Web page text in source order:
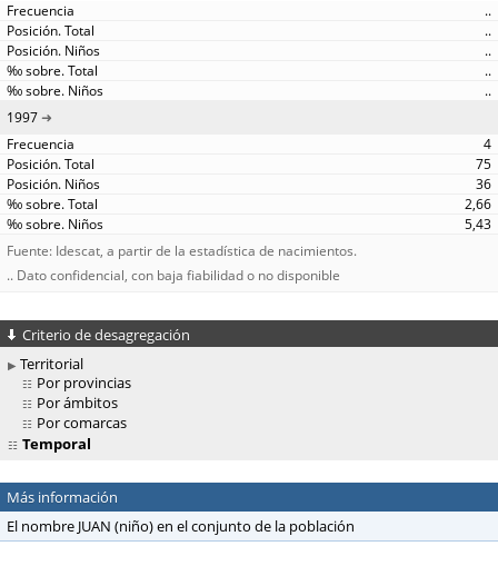
..
..
..
..
..
1997
4
75
36
2,66
5,43
Fuente: Idescat, a partir de la estadística de nacimientos.
.. Dato confidencial, con baja fiabilidad o no disponible
Criterio de desagregación
Territorial
Por provincias
Por ámbitos
Por comarcas
Temporal
Más información
El nombre JUAN (niño) en el conjunto de la población